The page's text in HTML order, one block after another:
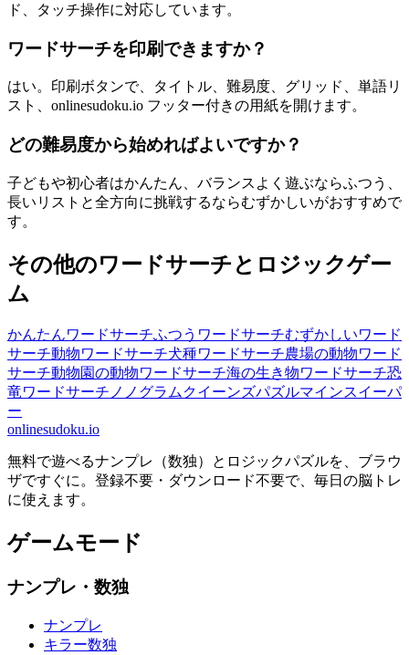
ド、タッチ操作に対応しています。
ワードサーチを印刷できますか？
はい。印刷ボタンで、タイトル、難易度、グリッド、単語リ
スト、onlinesudoku.io フッター付きの用紙を開けます。
どの難易度から始めればよいですか？
子どもや初心者はかんたん、バランスよく遊ぶならふつう、
長いリストと全方向に挑戦するならむずかしいがおすすめで
す。
その他のワードサーチとロジックゲー
ム
かんたんワードサーチふつうワードサーチむずかしいワード
サーチ動物ワードサーチ犬種ワードサーチ農場の動物ワード
サーチ動物園の動物ワードサーチ海の生き物ワードサーチ恐
竜ワードサーチ ノノグラムクイーンズパズルマインスイーパ
ー
onlinesudoku.io
無料で遊べるナンプレ（数独）とロジックパズルを、ブラウ
ザですぐに。登録不要・ダウンロード不要で、毎日の脳トレ
に使えます。
ゲームモード
ナンプレ・数独
ナンプレ
キラー数独